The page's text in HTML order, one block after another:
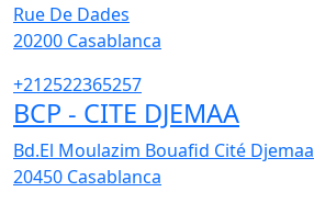
Rue De Dades
20200 Casablanca
+212522365257
BCP - CITE DJEMAA
Bd.El Moulazim Bouafid Cité Djemaa
20450 Casablanca